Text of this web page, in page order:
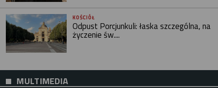
KOŚCIÓŁ
Odpust Porcjunkuli: łaska szczególna, na
życzenie św....
MULTIMEDIA